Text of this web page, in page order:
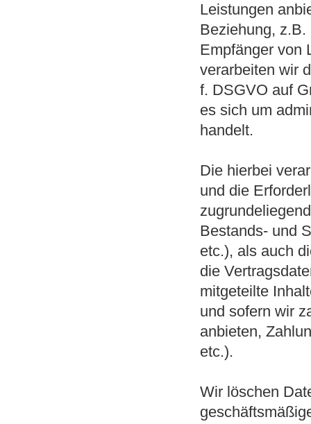
Leistungen
Beziehung,
Empfänger von
verarbeiten wir
f. DSGVO auf
es sich um
handelt.
Die hierbei
und die
Bestands- und
etc.), als auch
die
mitgeteilte
und sofern wir
anbieten,
etc.).
Wir löschen